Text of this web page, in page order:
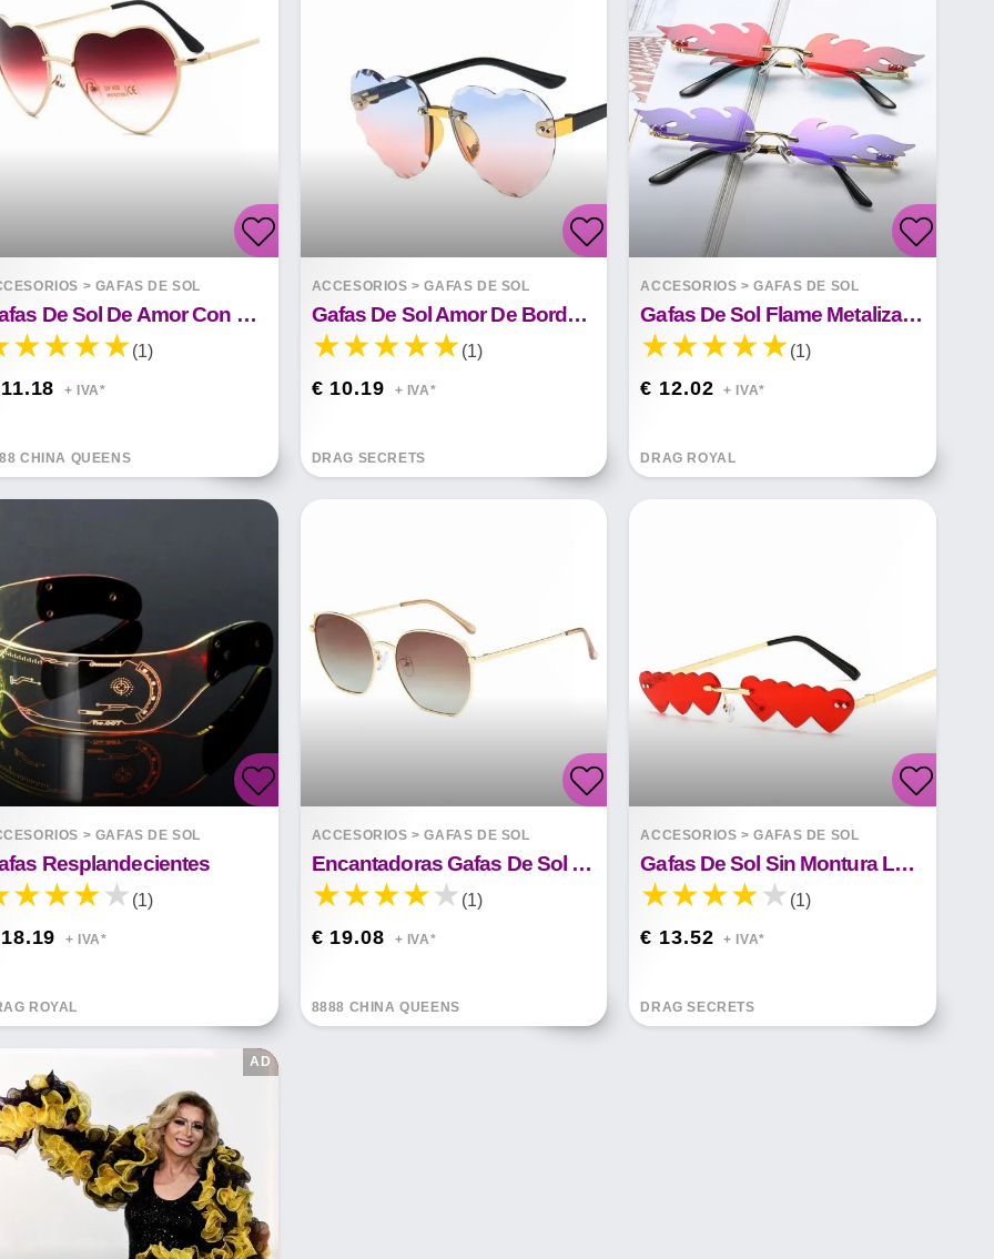
> GAFAS DE SOL
Gafas De Sol De Amor Con Degradado De Color Retro
(1)
+ IVA*
CHINA QUEENS
ACCESORIOS >GAFAS DE SOL
Gafas De Sol Amor De Borde Cortado Sin Montura
(1)
€ 10.19 + IVA*
DRAG SECRETS
ACCESORIOS >GAFAS DE SOL
Gafas De Sol Flame Metalizadas
(1)
€ 12.02 + IVA*
DRAG ROYAL
> GAFAS DE SOL
Resplandecientes
(1)
+ IVA*
ROYAL
ACCESORIOS >GAFAS DE SOL
Encantadoras Gafas De Sol Polarizadas Con Marco De Metal Y Película De Color.
(1)
€ 19.08 + IVA*
8888 CHINA QUEENS
ACCESORIOS >GAFAS DE SOL
Gafas De Sol Sin Montura Love Metal
(1)
€ 13.52 + IVA*
DRAG SECRETS
AD